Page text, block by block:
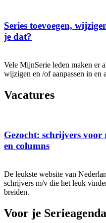
Series toevoegen,
je dat?
Vele MijnSerie leden maken er
wijzigen en /of aanpassen in en
Vacatures
Gezocht: schrijvers voor
en columns
De leukste website van
schrijvers m/v die het leuk
breiden.
Voor je Serieagenda